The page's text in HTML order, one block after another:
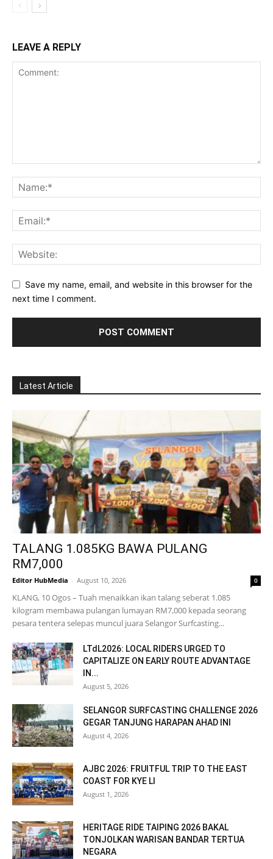
LEAVE A REPLY
Save my name, email, and website in this browser for the
next time I comment.
Latest Article
TALANG 1.085KG BAWA PULANG
RM7,000
Editor HubMedia - August 10, 2026 0
KLANG, 10 Ogos – Tuah menaikkan ikan talang seberat 1.085
kilogram membawa pulangan lumayan RM7,000 kepada seorang
pesara tentera selepas muncul juara Selangor Surfcasting...
LTdL2026: LOCAL RIDERS URGED TO
CAPITALIZE ON EARLY ROUTE ADVANTAGE
IN...
August 5, 2026
SELANGOR SURFCASTING CHALLENGE 2026
GEGAR TANJUNG HARAPAN AHAD INI
August 4, 2026
AJBC 2026: FRUITFUL TRIP TO THE EAST
COAST FOR KYE LI
August 1, 2026
HERITAGE RIDE TAIPING 2026 BAKAL
TONJOLKAN WARISAN BANDAR TERTUA
NEGARA